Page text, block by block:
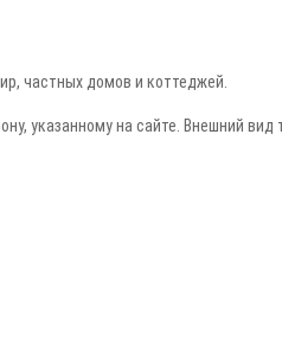
частных домов и коттеджей.
указанному на сайте. Внешний вид